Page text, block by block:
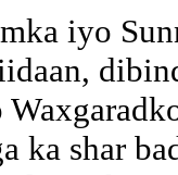
iyo
ka shar